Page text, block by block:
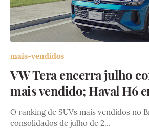
mais-vendidos
VW Tera encerra julho
mais vendido; Haval H6
O ranking de SUVs mais vendidos no
consolidados de julho de 2…